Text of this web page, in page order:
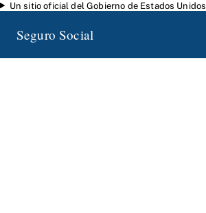
Saltar al contenido principal
Un sitio oficial del Gobierno de Estados Unidos
Seguro Social